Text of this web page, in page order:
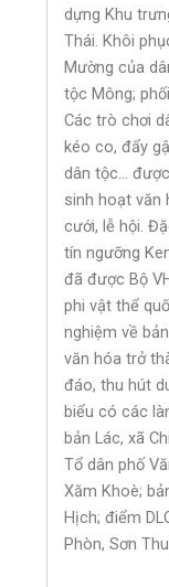
dựng Khu
Thái. Khôi
Mường của
tộc Mông;
Các trò chơi
kéo co, đẩy
dân tộc…
sinh hoạt văn
cưới, lễ hội.
tín ngưỡng
đã được Bộ
phi vật thể
nghiệm về
văn hóa trở
đáo, thu hút
biểu có các
bản Lác, xã
Tổ dân phố
Xăm Khoè;
Hịch; điểm
Phòn, Sơn